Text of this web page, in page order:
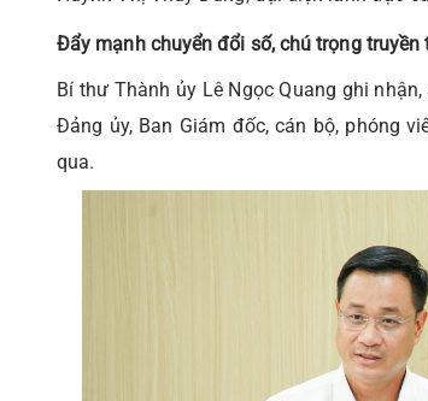
Đẩy mạnh chuyển đổi số, chú trọng truyền
Bí thư Thành ủy Lê Ngọc Quang ghi
Đảng ủy, Ban Giám đốc, cán bộ, phóng
qua.